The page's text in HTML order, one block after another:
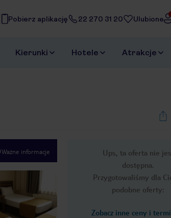
Pobierz aplikację 22 270 31 20 Ulubione
Kierunki Hotele Atrakcje
Ups, ta oferta nie
dostępna.
Przygotowaliśmy dla
podobne oferty:
Zobacz inne ceny i
Ważne informacje
1 /52